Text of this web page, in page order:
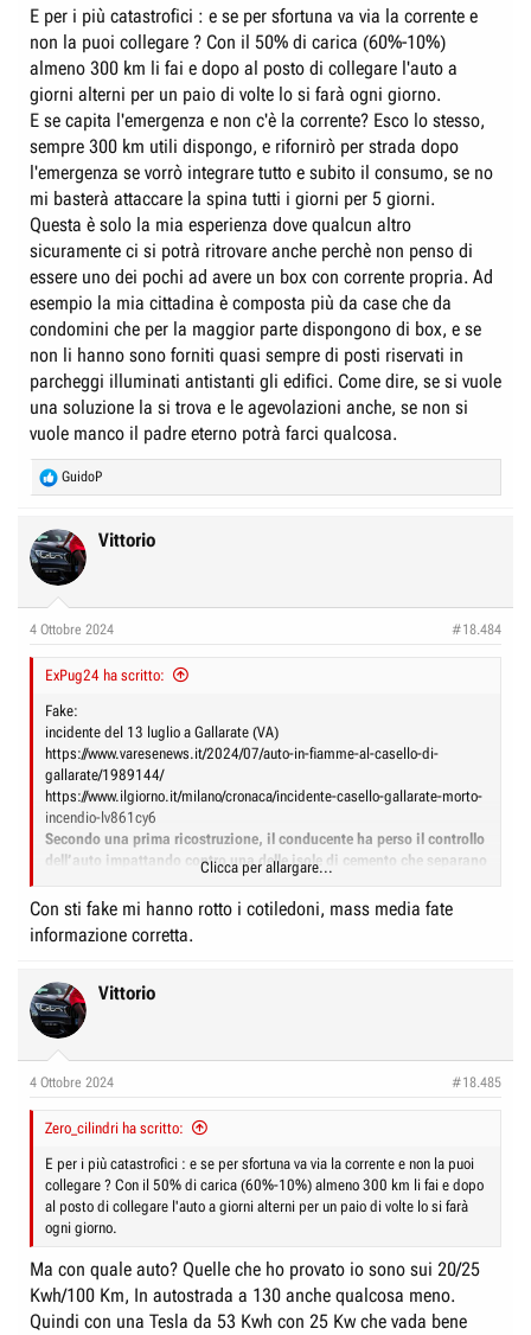
E per i più catastrofici : e se per sfortuna va via la corrente e
non la puoi collegare ? Con il 50% di carica (60%-10%)
almeno 300 km li fai e dopo al posto di collegare l'auto a
giorni alterni per un paio di volte lo si farà ogni giorno.
E se capita l'emergenza e non c'è la corrente? Esco lo stesso,
sempre 300 km utili dispongo, e rifornirò per strada dopo
l'emergenza se vorrò integrare tutto e subito il consumo, se no
mi basterà attaccare la spina tutti i giorni per 5 giorni.
Questa è solo la mia esperienza dove qualcun altro
sicuramente ci si potrà ritrovare anche perchè non penso di
essere uno dei pochi ad avere un box con corrente propria. Ad
esempio la mia cittadina è composta più da case che da
condomini che per la maggior parte dispongono di box, e se
non li hanno sono forniti quasi sempre di posti riservati in
parcheggi illuminati antistanti gli edifici. Come dire, se si vuole
una soluzione la si trova e le agevolazioni anche, se non si
vuole manco il padre eterno potrà farci qualcosa.
R
e
c
t
i
s
GuidoP
Vittorio
4 Ottobre 2024 #18.484
ExPug24 ha scritto:
Fake:
incidente del 13 luglio a Gallarate (VA)
https://www.varesenews.it/2024/07/auto-in-fiamme-al-casello-di-
gallarate/1989144/
https://www.ilgiorno.it/milano/cronaca/incidente-casello-gallarate-morto-
incendio-lv861cy6
Secondo una prima ricostruzione, il conducente ha perso il controllo
dell’auto impattando contro una delle isole di cemento che separano
i caselli, nella penultima corsia dedicata al Telepass. Alcuni
testimoni avrebbero detto che il rogo si è sviluppano appena dopo
l’impatto: le fiamme hanno avvolto l’abitacolo in pochi minut
notizia è di)
ierihttps://mediasetinfinity.mediaset.it/video/mattinocinquenews/auto-
elettrica-in-fiamme-al-casello_F313480301024C06
Clicca per allargare...
Con sti fake mi hanno rotto i cotiledoni, mass media fate
informazione corretta.
Vittorio
4 Ottobre 2024 #18.485
Zero_cilindri ha scritto:
E per i più catastrofici : e se per sfortuna va via la corrente e non la puoi
collegare ? Con il 50% di carica (60%-10%) almeno 300 km li fai e dopo
al posto di collegare l'auto a giorni alterni per un paio di volte lo si farà
ogni giorno.
Ma con quale auto? Quelle che ho provato io sono sui 20/25
Kwh/100 Km, In autostrada a 130 anche qualcosa meno.
Quindi con una Tesla da 53 Kwh con 25 Kw che vada bene